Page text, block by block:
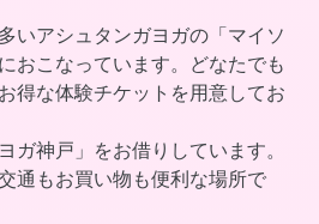
いアシュタンガヨガの「マイソ
おこなっています。どなたでも
得な体験チケットを用意してお
ガ神戸」をお借りしています。
通もお買い物も便利な場所で